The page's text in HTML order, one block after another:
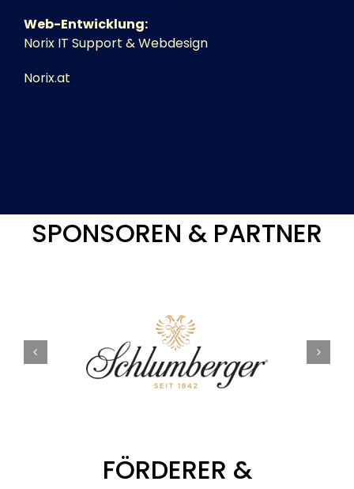
Web-Entwicklung:
Norix IT Support & Webdesign
Norix.at
SPONSOREN & PARTNER
FÖRDERER &